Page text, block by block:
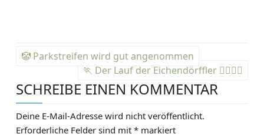
B
i
t
🤡 Parkstreifen wird gut angenommen
🏃 Der Lauf der Eichendörffler 🏃‍♀️🏃‍♂️
SCHREIBE EINEN KOMMENTAR
Deine E-Mail-Adresse wird nicht veröffentlicht.
Erforderliche Felder sind mit * markiert